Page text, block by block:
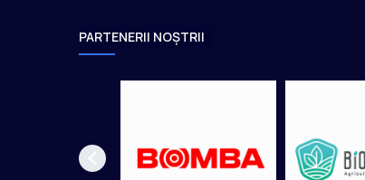
i
d
PARTENERII NOȘTRII